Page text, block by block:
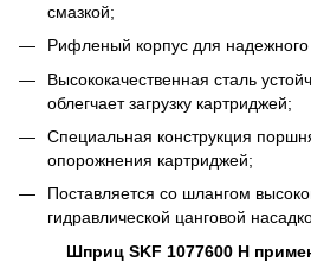
смазкой;
Рифленый корпус для надежного
Высококачественная сталь
облегчает загрузку картриджей;
Специальная конструкция
опорожнения картриджей;
Поставляется со шлангом
гидравлической цанговой
Шприц SKF 1077600 H